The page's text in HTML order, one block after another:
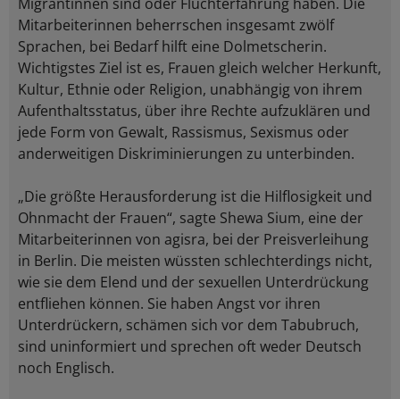
Mitarbeiterinnen beherrschen insgesamt zwölf
Sprachen, bei Bedarf hilft eine Dolmetscherin.
Wichtigstes Ziel ist es, Frauen gleich welcher Herkunft,
Kultur, Ethnie oder Religion, unabhängig von ihrem
Aufenthaltsstatus, über ihre Rechte aufzuklären und
jede Form von Gewalt, Rassismus, Sexismus oder
anderweitigen Diskriminierungen zu unterbinden.
„Die größte Herausforderung ist die Hilflosigkeit und
Ohnmacht der Frauen“, sagte Shewa Sium, eine der
Mitarbeiterinnen von agisra, bei der Preisverleihung
in Berlin. Die meisten wüssten schlechterdings nicht,
wie sie dem Elend und der sexuellen Unterdrückung
entfliehen können. Sie haben Angst vor ihren
Unterdrückern, schämen sich vor dem Tabubruch,
sind uninformiert und sprechen oft weder Deutsch
noch Englisch.